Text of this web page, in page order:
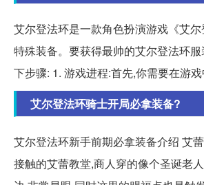
艾尔登法环是一款角色扮演游戏《艾
特殊装备。要获得最帅的艾尔登法环
下步骤: 1. 游戏进程:首先,你需要在游戏
艾尔登法环骑士开局必拿装备?
艾尔登法环新手前期必拿装备介绍 艾
接触的艾蕾教堂,商人穿的像个圣诞老